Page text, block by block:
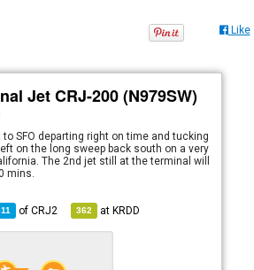
Like
Jet CRJ-200 (N979SW)
to SFO departing right on time and tucking
on the long sweep back south on a very
The 2nd jet still at the terminal will
mins.
ofCRJ2 362 atKRDD